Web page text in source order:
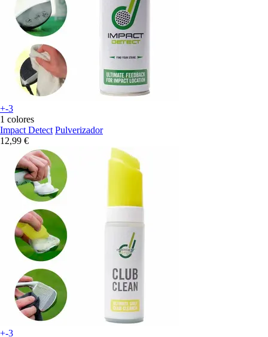
+-3
1 colores
Impact Detect Pulverizador
12,99 €
+-3